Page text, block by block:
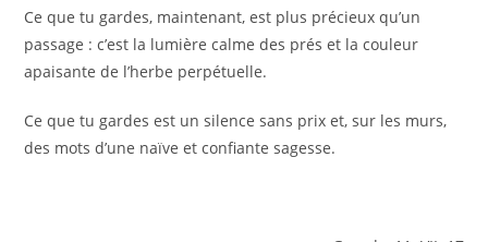
Ce que tu gardes, maintenant, est plus précieux qu’un
passage : c’est la lumière calme des prés et la couleur
apaisante de l’herbe perpétuelle.
Ce que tu gardes est un silence sans prix et, sur les murs,
des mots d’une naïve et confiante sagesse.